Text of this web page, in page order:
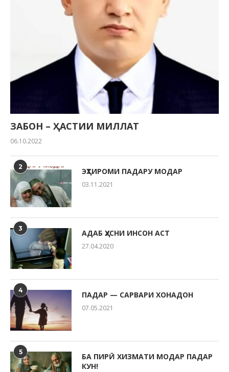
ЗАБОН – ҲАСТИИ МИЛЛАТ
06.10.2022
2 ЭҲТИРОМИ ПАДАРУ МОДАР
03.11.2021
3 АДАБ ҲУСНИ ИНСОН АСТ
27.04.2020
4 ПАДАР — САРВАРИ ХОНАДОН
07.05.2021
5
БА ПИРӢ ХИЗМАТИ МОДАР ПАДАР
КУН!